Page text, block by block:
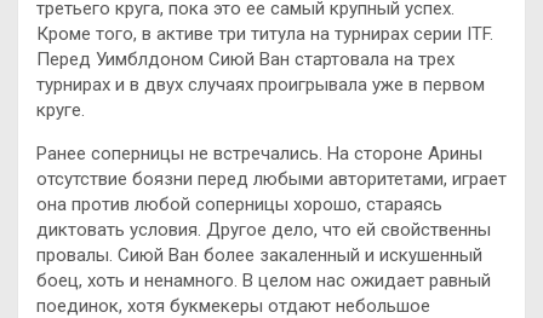
третьего круга, пока это ее самый крупный успех.
Кроме того, в активе три титула на турнирах серии ITF.
Перед Уимблдоном Сиюй Ван стартовала на трех
турнирах и в двух случаях проигрывала уже в первом
круге.
Ранее соперницы не встречались. На стороне Арины
отсутствие боязни перед любыми авторитетами, играет
она против любой соперницы хорошо, стараясь
диктовать условия. Другое дело, что ей свойственны
провалы. Сиюй Ван более закаленный и искушенный
боец, хоть и ненамного. В целом нас ожидает равный
поединок, хотя букмекеры отдают небольшое